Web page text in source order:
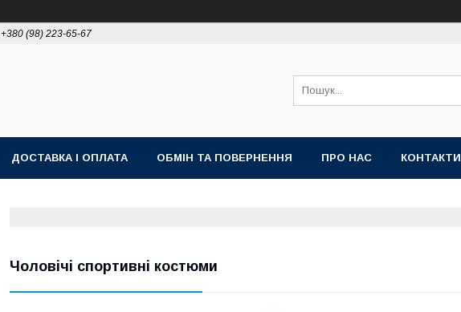
+380 (98) 223-65-67
ДОСТАВКА І ОПЛАТА ОБМІН ТА ПОВЕРНЕННЯ ПРО НАС КОНТАКТИ
Чоловічі спортивні костюми